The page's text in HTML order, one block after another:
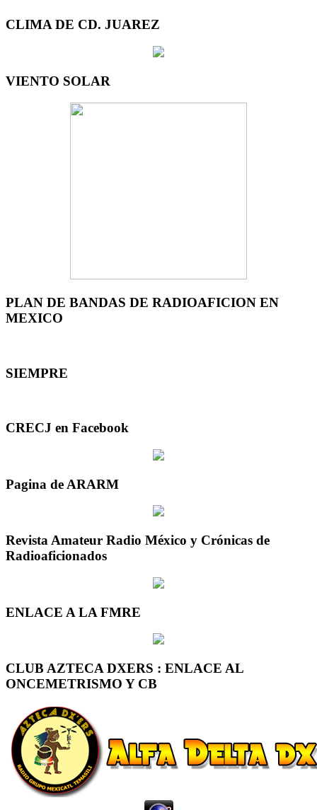
CLIMA DE CD. JUAREZ
VIENTO SOLAR
PLAN DE BANDAS DE RADIOAFICION EN
MEXICO
SIEMPRE
CRECJ en Facebook
Pagina de ARARM
Revista Amateur Radio México y Crónicas de
Radioaficionados
ENLACE A LA FMRE
CLUB AZTECA DXERS : ENLACE AL
ONCEMETRISMO Y CB